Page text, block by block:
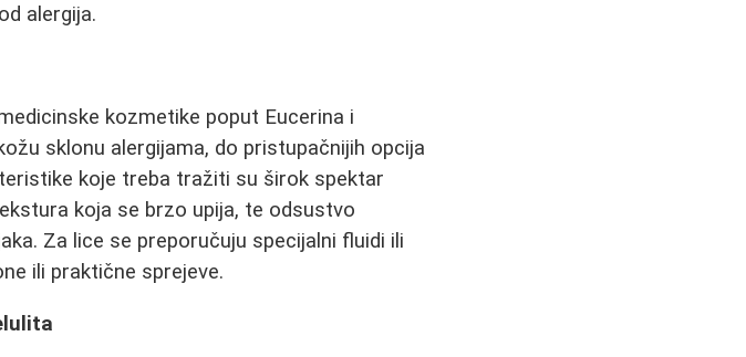
alergija.
kozmetike poput Eucerina i
sklonu alergijama, do pristupačnijih opcija
koje treba tražiti su širok spektar
koja se brzo upija, te odsustvo
Za lice se preporučuju specijalni fluidi ili
ili praktične sprejeve.